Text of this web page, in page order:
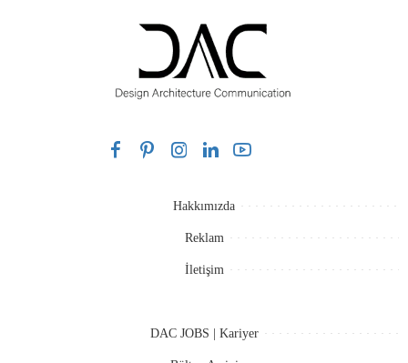
Hakkımızda
Reklam
İletişim
DAC JOBS | Kariyer